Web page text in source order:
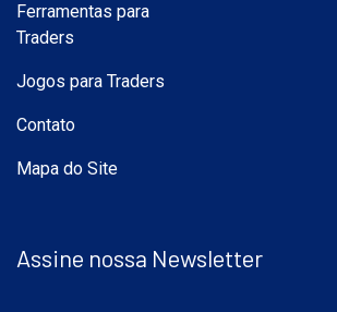
Ferramentas para
Traders
Jogos para Traders
Contato
Mapa do Site
Assine nossa Newsletter